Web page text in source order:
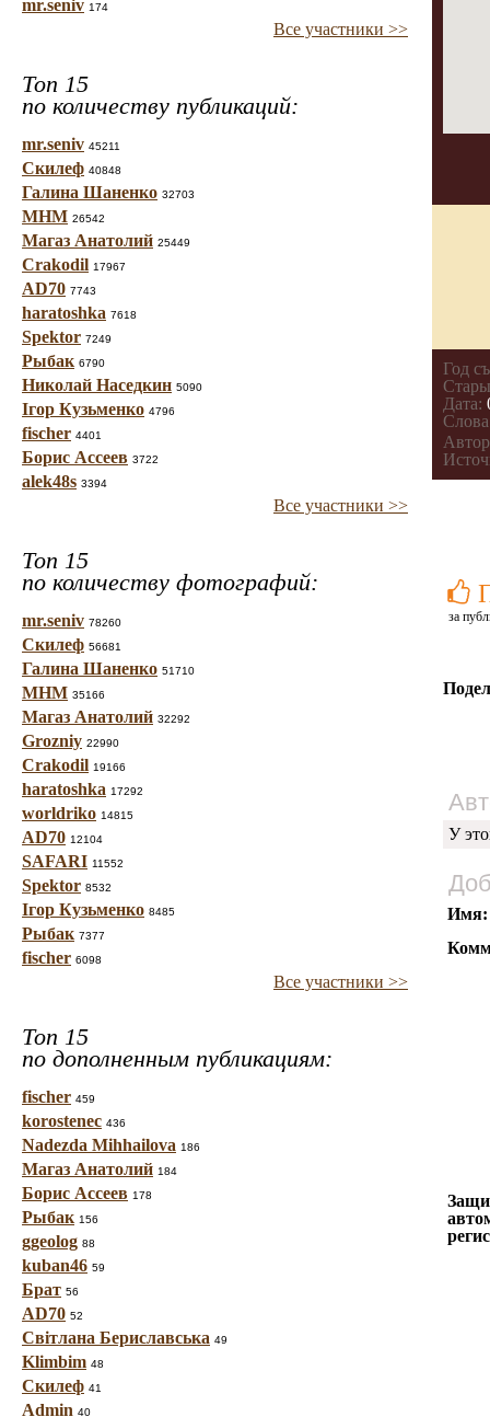
mr.seniv 174
Все участники >>
Топ 15
по количеству публикаций:
mr.seniv 45211
Скилеф 40848
Галина Шаненко 32703
МНМ 26542
Магаз Анатолий 25449
Crakodil 17967
AD70 7743
haratoshka 7618
Spektor 7249
Рыбак 6790
Николай Наседкин 5090
Ігор Кузьменко 4796
fischer 4401
Борис Ассеев 3722
alek48s 3394
Все участники >>
Топ 15
по количеству фотографий:
mr.seniv 78260
Скилеф 56681
Галина Шаненко 51710
МНМ 35166
Магаз Анатолий 32292
Grozniy 22990
Crakodil 19166
haratoshka 17292
worldriko 14815
AD70 12104
SAFARI 11552
Spektor 8532
Ігор Кузьменко 8485
Рыбак 7377
fischer 6098
Все участники >>
Топ 15
по дополненным публикациям:
fischer 459
korostenec 436
Nadezda Mihhailova 186
Магаз Анатолий 184
Борис Ассеев 178
Рыбак 156
ggeolog 88
kuban46 59
Брат 56
AD70 52
Світлана Бериславська 49
Klimbim 48
Скилеф 41
Admin 40
Год
Дата:
за
У
Имя: